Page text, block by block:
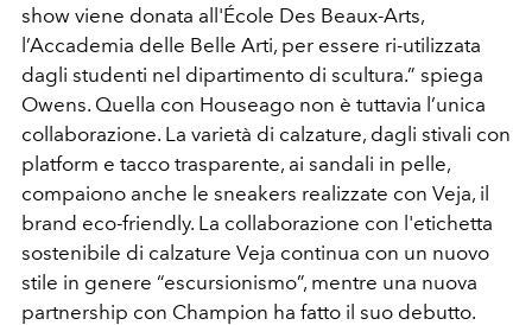
show viene donata all'École Des Beaux-Arts,
l’Accademia delle Belle Arti, per essere ri-utilizzata
dagli studenti nel dipartimento di scultura.” spiega
Owens. Quella con Houseago non è tuttavia l’unica
collaborazione. La varietà di calzature, dagli stivali con
platform e tacco trasparente, ai sandali in pelle,
compaiono anche le sneakers realizzate con Veja, il
brand eco-friendly. La collaborazione con l'etichetta
sostenibile di calzature Veja continua con un nuovo
stile in genere “escursionismo”, mentre una nuova
partnership con Champion ha fatto il suo debutto.